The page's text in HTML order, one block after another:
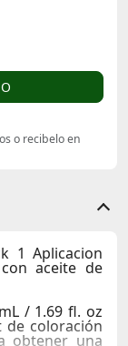
o recibelo en
1 Aplicacion
aceite de
/ 1.69 fl. oz
de coloración
obtener una